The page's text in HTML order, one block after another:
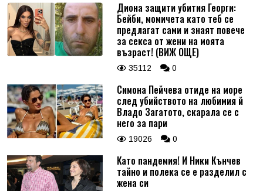
Диона защити убития Георги:
Бейби, момичета като теб се
предлагат сами и знаят повече
за секса от жени на моята
възраст! (ВИЖ ОЩЕ)
35112 0
Симона Пейчева отиде на море
след убийството на любимия й
Владо Загатото, скарала се с
него за пари
19026 0
Като пандемия! И Ники Кънчев
тайно и полека се е разделил с
жена си